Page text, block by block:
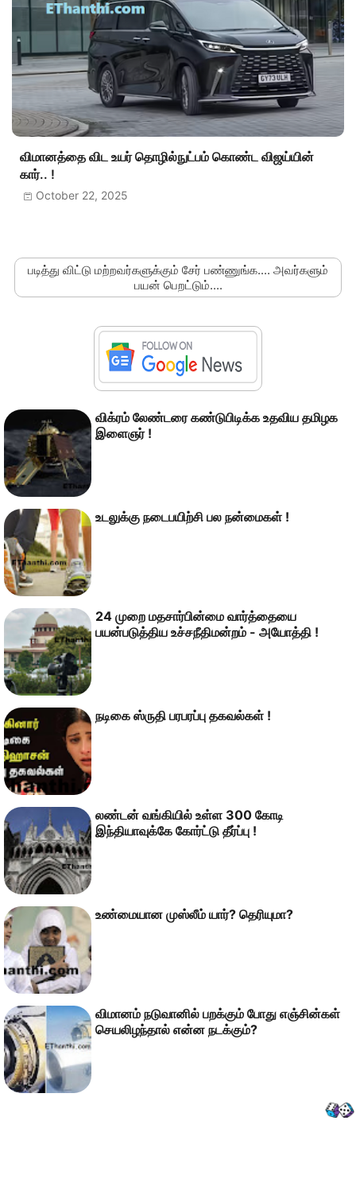
விமானத்தை விட உயர் தொழில்நுட்பம் கொண்ட விஜய்யின்
கார்.. !
October 22, 2025
படித்து விட்டு மற்றவர்களுக்கும் சேர் பண்ணுங்க.... அவர்களும்
பயன் பெறட்டும்....
விக்ரம் லேண்டரை கண்டுபிடிக்க உதவிய தமிழக
இளைஞர் !
உடலுக்கு நடைபயிற்சி பல நன்மைகள் !
24 முறை மதசார்பின்மை வார்த்தையை
பயன்படுத்திய உச்சநீதிமன்றம் - அயோத்தி !
நடிகை ஸ்ருதி பரபரப்பு தகவல்கள் !
லண்டன் வங்கியில் உள்ள 300 கோடி
இந்தியாவுக்கே கோர்ட்டு தீர்ப்பு !
உண்மையான முஸ்லீம் யார்? தெரியுமா?
விமானம் நடுவானில் பறக்கும் போது எஞ்சின்கள்
செயலிழந்தால் என்ன நடக்கும்?